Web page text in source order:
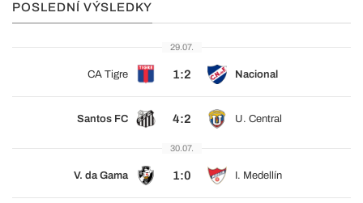
POSLEDNÍ VÝSLEDKY
29.07.
CA Tigre 1:2 Nacional
Santos FC 4:2 U. Central
30.07.
V. da Gama 1:0 I. Medellín